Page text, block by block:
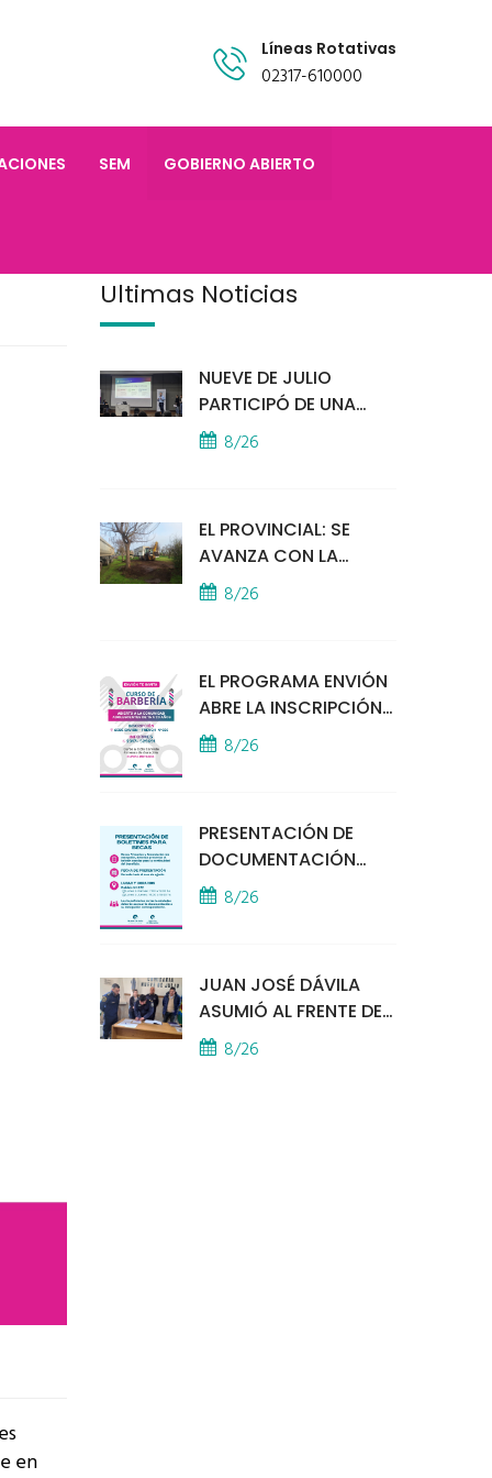
Líneas Rotativas
02317-610000
SEM GOBIERNO ABIERTO
en
Últimas Noticias
NUEVE DE JULIO
PARTICIPÓ DE UNA
IMPORTANTE
CAPACITACIÓN
8/26
EL PROVINCIAL: SE
AVANZA CON LA
INSTALACIÓN DEL
MÓDULO POLICIAL
8/26
EL PROGRAMA ENVIÓN
ABRE LA INSCRIPCIÓN
A UN CURSO DE
BARBERÍA
8/26
PRESENTACIÓN DE
DOCUMENTACIÓN
PARA BECAS
EDUCATIVAS
8/26
JUAN JOSÉ DÁVILA
ASUMIÓ AL FRENTE DE
LA POLICÍA COMUNAL
8/26